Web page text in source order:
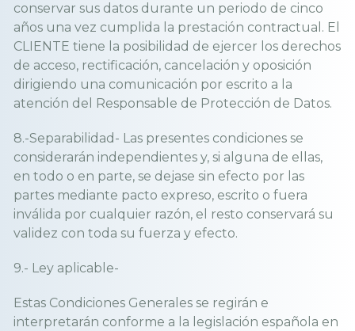
conservar sus datos durante un periodo de cinco
años una vez cumplida la prestación contractual. El
CLIENTE tiene la posibilidad de ejercer los derechos
de acceso, rectificación, cancelación y oposición
dirigiendo una comunicación por escrito a la
atención del Responsable de Protección de Datos.
8.-Separabilidad- Las presentes condiciones se
considerarán independientes y, si alguna de ellas,
en todo o en parte, se dejase sin efecto por las
partes mediante pacto expreso, escrito o fuera
inválida por cualquier razón, el resto conservará su
validez con toda su fuerza y efecto.
9.- Ley aplicable-
Estas Condiciones Generales se regirán e
interpretarán conforme a la legislación española en